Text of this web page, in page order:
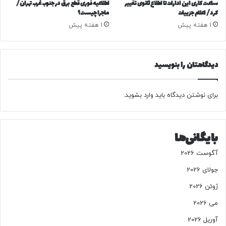
ک
ی
ت
؟
/
ی
م
:
ه
ی
چ‌
س
م
ئ
ن
ا
ی
ه
ف
ا
ه
گ
ش
ی‌
ر
د
ساعت کاری این ادارات تا اطلاع ثانوی تغییر
کرد/ اعلام جزییات
1 هفته پیش
اطلاعیه فوری قطع برق در جنوب غرب تهران/
ماجرا چیست؟
1 هفته پیش
دیدگاهتان را بنویسید
برای نوشتن دیدگاه باید وارد بشوید.
بایگانی‌ها
آگوست 2026
جولای 2026
ژوئن 2026
می 2026
آوریل 2026